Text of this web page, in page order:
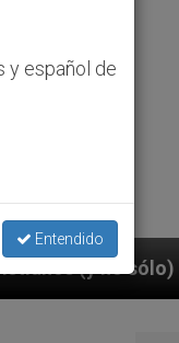
Santa
y español de
Entendido